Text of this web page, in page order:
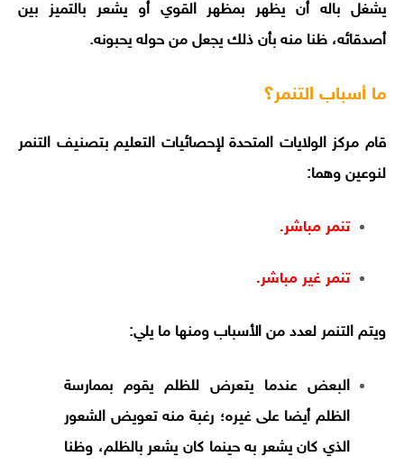
يشغل باله أن يظهر بمظهر القوي أو يشعر بالتميز بين
أصدقائه، ظنا منه بأن ذلك يجعل من حوله يحبونه.
ما أسباب التنمر؟
قام مركز الولايات المتحدة لإحصائيات التعليم بتصنيف التنمر
لنوعين وهما:
تنمر مباشر.
تنمر غير مباشر.
ويتم التنمر لعدد من الأسباب ومنها ما يلي:
البعض عندما يتعرض للظلم يقوم بممارسة
الظلم أيضا على غيره؛ رغبة منه تعويض الشعور
الذي كان يشعر به حينما كان يشعر بالظلم، وظنا